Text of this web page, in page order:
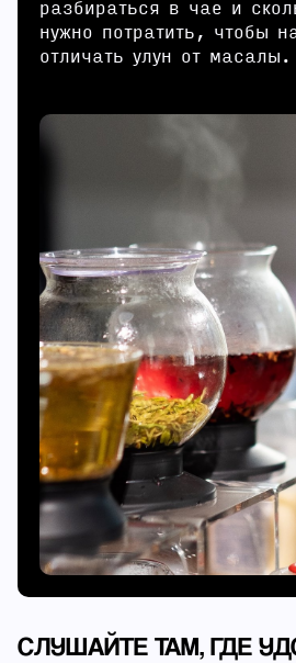
разбираться в чае и
нужно потратить, чтобы
отличать улун от масалы.
СЛУШАЙТЕ ТАМ, ГДЕ